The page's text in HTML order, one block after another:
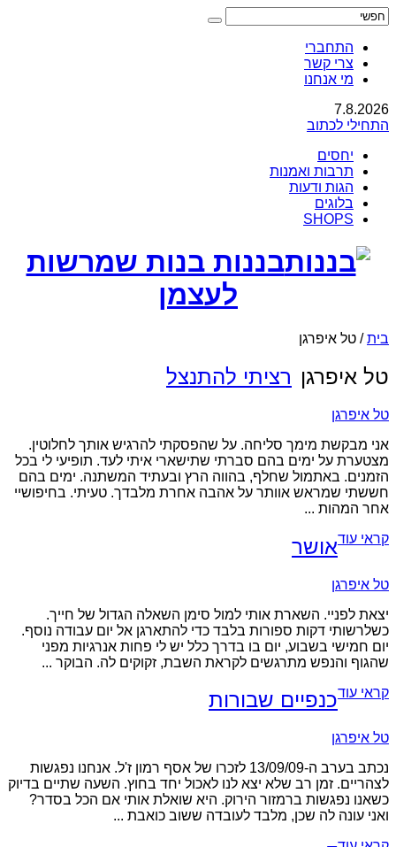
התחברי
צרי קשר
מי אנחנו
7.8.2026
התחילי לכתוב
יחסים
תרבות ואמנות
הגות ודעות
בלוגים
SHOPS
בננות בנות שמרשות
לעצמן
בית/ טל איפרגן
טל איפרגן רציתי להתנצל
טל איפרגן
אני מבקשת מימך סליחה. על שהפסקתי להרגיש אותך לחלוטין.
מצטערת על ימים בהם סברתי שתישארי איתי לעד. תופיעי לי בכל
הזמנים. באתמול שחלף, בהווה הרץ ובעתיד המשתנה. ימים בהם
חששתי שמראש אוותר על אהבה אחרת מלבדך. טעיתי. בחיפושיי
אחר המהות ...
קראי עודאושר
טל איפרגן
יצאת לפניי. השארת אותי למול סימן השאלה הגדול של חייך.
כשלרשותי דקות ספורות בלבד כדי להתארגן אל יום עבודה נוסף.
יום חמישי בשבוע, יום בו בדרך כלל יש לי פחות אנרגיות מפני
שהגוף והנפש מתרגשים לקראת השבת, זקוקים לה. הבוקר ...
קראי עודכנפיים שבורות
טל איפרגן
נכתב בערב ה-13/09/09 לזכרו של אסף רמון ז'ל. אנחנו נפגשות
לצהריים. זמן רב שלא יצא לנו לאכול יחד בחוץ. השעה שתיים בדיוק
כשאנו נפגשות ברמזור הירוק. היא שואלת אותי אם הכל בסדר?
ואני עונה לה שכן, מלבד לעובדה ששוב כואבת ...